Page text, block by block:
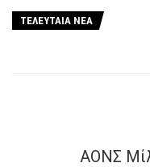
ΤΕΛΕΥΤΑΙΑ ΝΕΑ
ΑΟΝΣ